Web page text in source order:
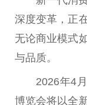
深度变革，正
无论商业模式
与品质。
2026年4
博览会将以全